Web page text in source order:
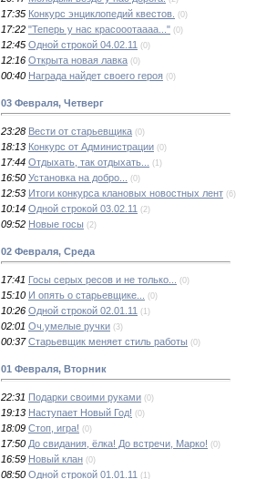
17:35 Конкурс энциклопедий квестов. (0)
17:22 "Теперь у нас красооотаааа..." (0)
12:45 Одной строкой 04.02.11 (0)
12:16 Открыта новая лавка (0)
00:40 Награда найдет своего героя (0)
03 Февраля, Четверг
23:28 Вести от старьевщика (0)
18:13 Конкурс от Администрации (0)
17:44 Отдыхать, так отдыхать... (1)
16:50 Установка на добро... (0)
12:53 Итоги конкурса клановых новостных лент (6)
10:14 Одной строкой 03.02.11 (2)
09:52 Новые госы (2)
02 Февраля, Среда
17:41 Госы серых ресов и не только... (0)
15:10 И опять о старьевщике... (0)
10:26 Одной строкой 02.01.11 (1)
02:01 Оч.умелые ручки (3)
00:37 Старьевщик меняет стиль работы (0)
01 Февраля, Вторник
22:31 Подарки своими руками (0)
19:13 Наступает Новый Год! (0)
18:09 Стоп, игра! (0)
17:50 До свидания, ёлка! До встречи, Марко! (0)
16:59 Новый клан (0)
08:50 Одной строкой 01.01.11 (1)